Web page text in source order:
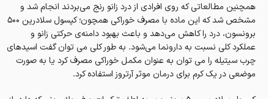
همچنین مطالعاتی که روی افرادی از درد زانو رنج می‌بردند انجام شد و
مشخص شد که این ماده با مصرف خوراکی همچون؛ کپسول سلادرین 500
برونسون، درد را کاهش می‌دهد و باعث بهبود دامنه‌ی حرکتی زانو و
عملکرد کلی نسبت به دارونما می‌شود. به طور کلی می توان گفت اسیدهای
چرب سیتیله را می توان به عنوان مکمل خوراکی مصرف کرد یا به صورت
موضعی در یک کرم برای درمان موثر آرتروز استفاده کرد.